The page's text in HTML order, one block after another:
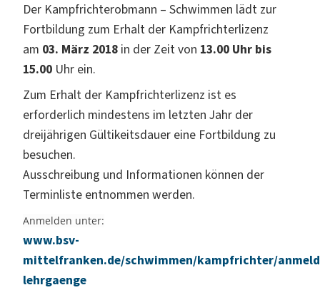
Der Kampfrichterobmann – Schwimmen lädt zur
Fortbildung zum Erhalt der Kampfrichterlizenz
am 03. März 2018 in der Zeit von 13.00 Uhr bis
15.00 Uhr ein.
Zum Erhalt der Kampfrichterlizenz ist es
erforderlich mindestens im letzten Jahr der
dreijährigen Gültikeitsdauer eine Fortbildung zu
besuchen.
Ausschreibung und Informationen können der
Terminliste entnommen werden.
Anmelden unter:
www.bsv-
mittelfranken.de/schwimmen/kampfrichter/
lehrgaenge